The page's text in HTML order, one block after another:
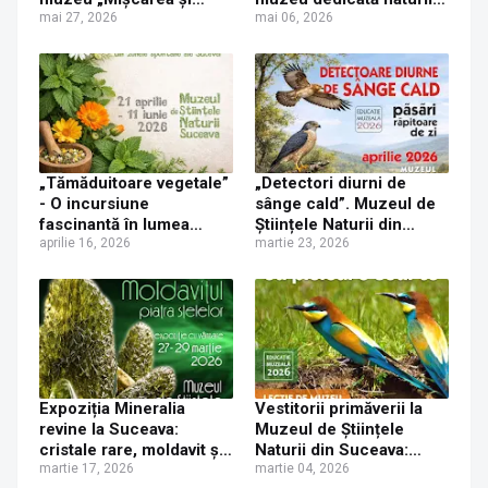
sensibilitatea plantelor”,
Naturii din Suceava
mai 27, 2026
în luna mai, la Muzeul de
mai 06, 2026
„Tămăduitoare vegetale”
- O incursiune
fascinantă în lumea
plantelor medicinale și
Bucovinei
aprilie 16, 2026
„Detectori diurni de
sânge cald”. Muzeul de
Științele Naturii din
Suceava invită copiii să
răpitoare de zi
martie 23, 2026
Expoziția Mineralia
revine la Suceava:
cristale rare, moldavit și
meteoriți
martie 17, 2026
Vestitorii primăverii la
Muzeul de Științele
Naturii din Suceava:
lecție despre păsări
martie 04, 2026